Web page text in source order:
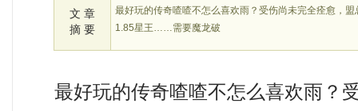
文 章
摘 要
最好玩的传奇喳喳不怎么喜欢雨？受伤尚未完全痊愈，
1.85星王……需要魔龙破
最好玩的传奇喳喳不怎么喜欢雨？